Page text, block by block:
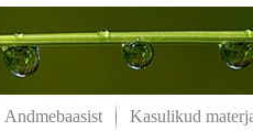
Andmebaasist Kasulikud